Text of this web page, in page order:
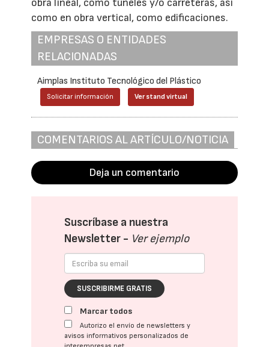
obra lineal, como túneles y/o carreteras, así
como en obra vertical, como edificaciones.
EMPRESAS O ENTIDADES
RELACIONADAS
Aimplas Instituto Tecnológico del Plástico
Solicitar información Ver stand virtual
COMENTARIOS AL ARTÍCULO/NOTICIA
Deja un comentario
Suscríbase a nuestra
Newsletter - Ver ejemplo
SUSCRIBIRME GRATIS
Marcar todos
Autorizo el envío de newsletters y
avisos informativos personalizados de